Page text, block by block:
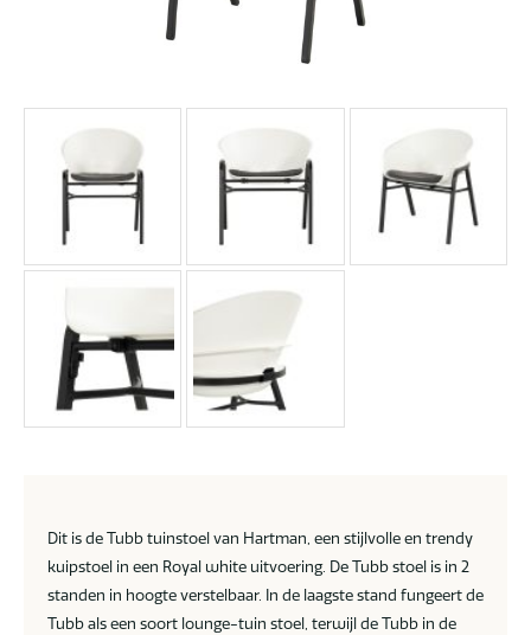
Dit is de Tubb tuinstoel van Hartman, een stijlvolle en trendy
kuipstoel in een Royal white uitvoering. De Tubb stoel is in 2
standen in hoogte verstelbaar. In de laagste stand fungeert de
Tubb als een soort lounge-tuin stoel, terwijl de Tubb in de